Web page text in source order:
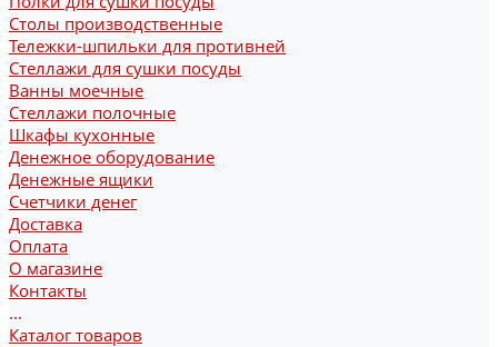
Столы производственные
Тележки-шпильки для противней
Стеллажи для сушки посуды
Ванны моечные
Стеллажи полочные
Шкафы кухонные
Денежное оборудование
Денежные ящики
Счетчики денег
Доставка
Оплата
О магазине
Контакты
...
Каталог товаров